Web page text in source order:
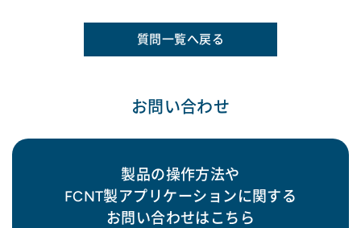
質問一覧へ戻る
お問い合わせ
製品の操作方法や
FCNT製アプリケーションに関する
お問い合わせはこちら